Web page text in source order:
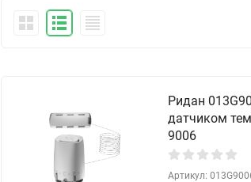
Ридан
датчиком
9006
Артикул: